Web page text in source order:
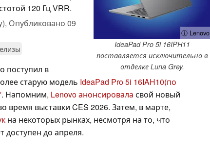
ⓘ Lenovo
IdeaPad Pro 5i 16IPH11
поставляется исключительно в
отделке Luna Grey.
120 Гц VRR.
Опубликовано 09
поступил в
старую модель IdeaPad Pro 5i 16IAH10(по
. Напомним, Lenovo анонсировала свой новый
время выставки CES 2026. Затем, в марте,
на некоторых рынках, несмотря на то, что
доступен до апреля.